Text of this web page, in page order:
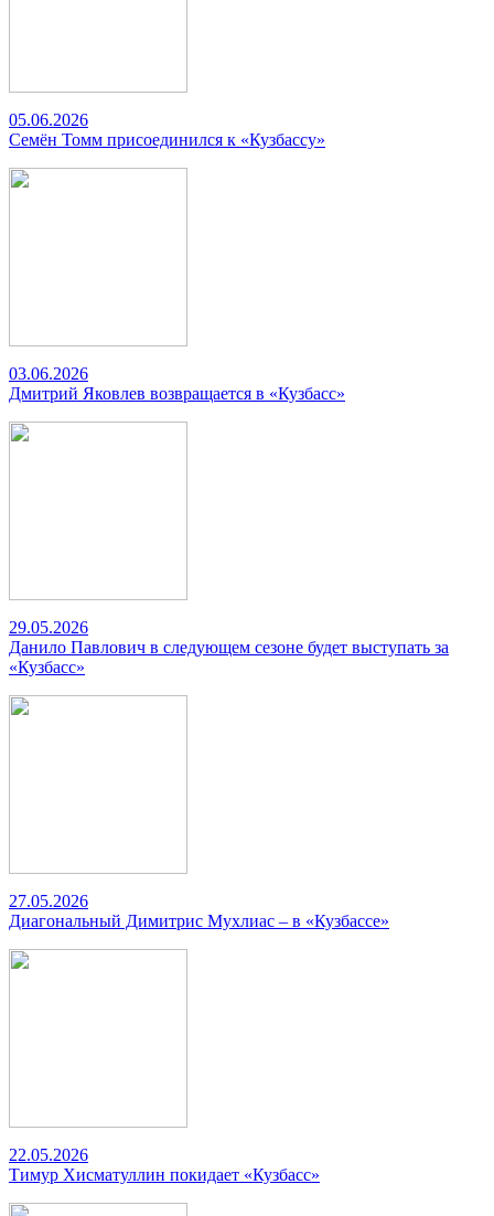
05.06.2026
Семён Томм присоединился к «Кузбассу»
03.06.2026
Дмитрий Яковлев возвращается в «Кузбасс»
29.05.2026
Данило Павлович в следующем сезоне будет выступать за
«Кузбасс»
27.05.2026
Диагональный Димитрис Мухлиас – в «Кузбассе»
22.05.2026
Тимур Хисматуллин покидает «Кузбасс»